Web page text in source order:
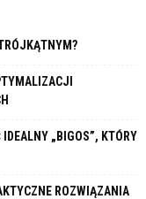
„BIGOS”, KTÓRY
ROZWIĄZANIA